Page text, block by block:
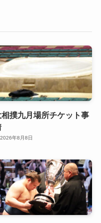
相撲九月場所チケット事
2026年8月8日